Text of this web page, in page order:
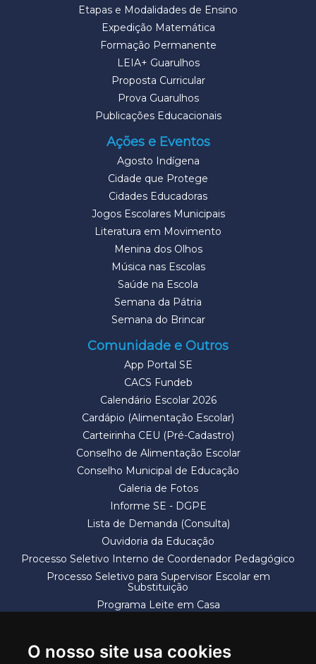
O nosso site usa cookies
Etapas e Modalidades de Ensino
Expedição Matemática
Formação Permanente
LEIA+ Guarulhos
Proposta Curricular
Prova Guarulhos
Publicações Educacionais
Ações e Eventos
Agosto Indígena
Cidade que Protege
Cidades Educadoras
Jogos Escolares Municipais
Literatura em Movimento
Menina dos Olhos
Música nas Escolas
Saúde na Escola
Semana da Pátria
Semana do Brincar
Comunidade e Outros
App Portal SE
CACS Fundeb
Calendário Escolar 2026
Cardápio (Alimentação Escolar)
Carteirinha CEU (Pré-Cadastro)
Conselho de Alimentação Escolar
Conselho Municipal de Educação
Galeria de Fotos
Informe SE - DGPE
Lista de Demanda (Consulta)
Ouvidoria da Educação
Processo Seletivo Interno de Coordenador Pedagógico
Processo Seletivo para Supervisor Escolar em
Substituição
Programa Leite em Casa